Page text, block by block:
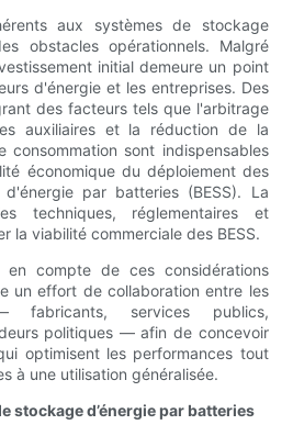
aux systèmes de stockage
obstacles opérationnels. Malgré
initial demeure un point
d'énergie et les entreprises. Des
des facteurs tels que l'arbitrage
auxiliaires et la réduction de la
sont indispensables
économique du déploiement des
par batteries (BESS). La
techniques, réglementaires et
la viabilité commerciale des BESS.
en compte de ces considérations
un effort de collaboration entre les
fabricants, services publics,
politiques — afin de concevoir
optimisent les performances tout
à une utilisation généralisée.
stockage d’énergie par batteries